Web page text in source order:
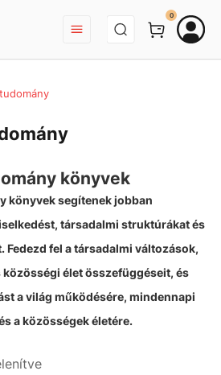
BEJELENTKEZÉS
0
könyvek
könyvek segítenek jobban
társadalmi struktúrákat és
fel a társadalmi változások,
élet összefüggéseit, és
a világ működésére, mindennapi
a közösségek életére.